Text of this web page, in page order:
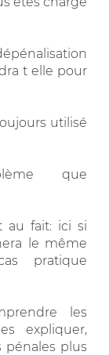
t elle pour
utilisé
que
au fait: ici si
le même
pratique
les
expliquer,
pénales plus